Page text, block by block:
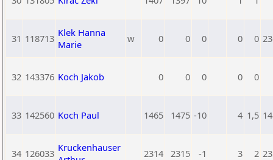
31 118713 Klek Hanna
Marie
w 0 0 0 0 0
32 143376 Koch Jakob 0 0 0 0 0
33 142560 Koch Paul 1465 1475 -10 4 1,5
34 126033 Kruckenhauser
2314 2315 -1 3 2